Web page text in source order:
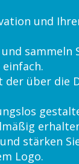
und
sammeln
der über die
stärken
Logo.